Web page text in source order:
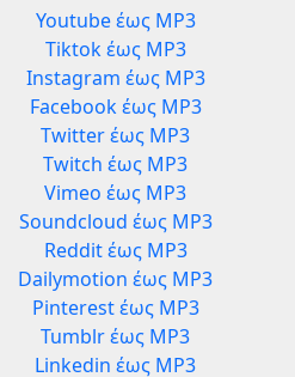
Youtube έως MP3
Tiktok έως MP3
Instagram έως MP3
Facebook έως MP3
Twitter έως MP3
Twitch έως MP3
Vimeo έως MP3
Soundcloud έως MP3
Reddit έως MP3
Dailymotion έως MP3
Pinterest έως MP3
Tumblr έως MP3
Linkedin έως MP3